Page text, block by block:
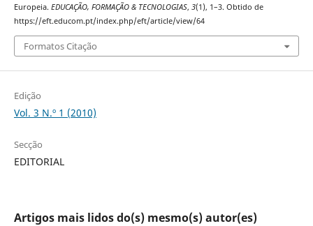
Europeia. EDUCAÇÃO, FORMAÇÃO & TECNOLOGIAS, 3(1), 1–3. Obtido de
https://eft.educom.pt/index.php/eft/article/view/64
Formatos Citação
Edição
Vol. 3 N.º 1 (2010)
Secção
EDITORIAL
Artigos mais lidos do(s) mesmo(s) autor(es)